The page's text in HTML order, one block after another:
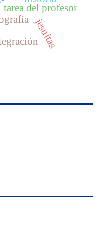
tarea del profesor
jesuítas